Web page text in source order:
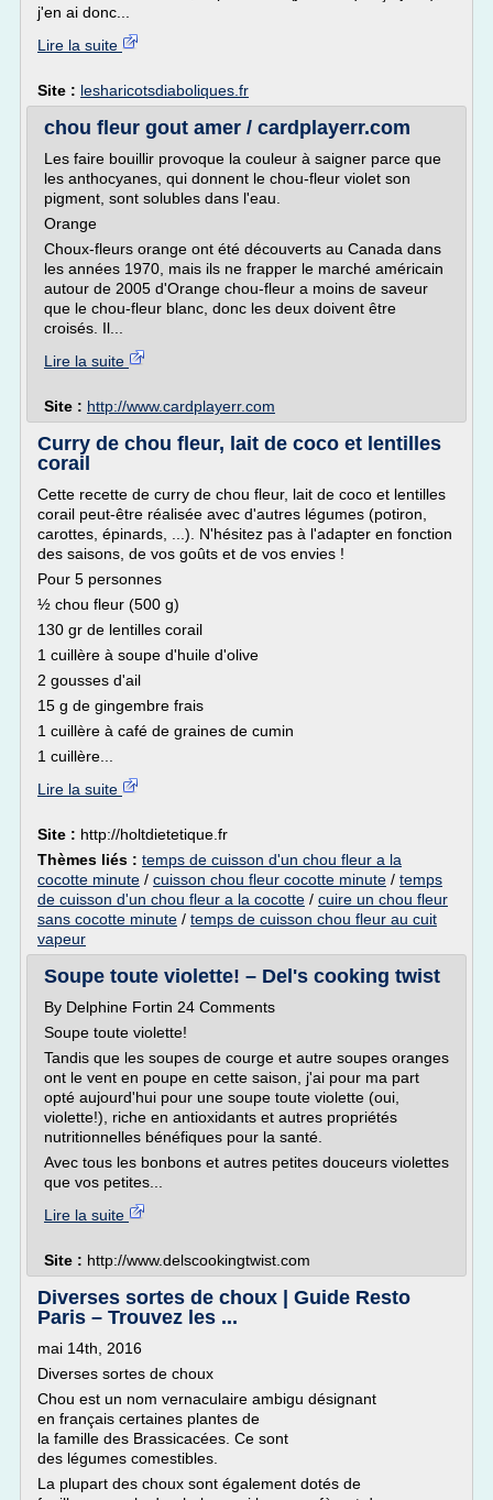
j'en ai donc...
Lire la suite
Site : lesharicotsdiaboliques.fr
chou fleur gout amer / cardplayerr.com
Les faire bouillir provoque la couleur à saigner parce que
les anthocyanes, qui donnent le chou-fleur violet son
pigment, sont solubles dans l'eau.
Orange
Choux-fleurs orange ont été découverts au Canada dans
les années 1970, mais ils ne frapper le marché américain
autour de 2005 d'Orange chou-fleur a moins de saveur
que le chou-fleur blanc, donc les deux doivent être
croisés. Il...
Lire la suite
Site : http://www.cardplayerr.com
Curry de chou fleur, lait de coco et lentilles
corail
Cette recette de curry de chou fleur, lait de coco et lentilles
corail peut-être réalisée avec d'autres légumes (potiron,
carottes, épinards, ...). N'hésitez pas à l'adapter en fonction
des saisons, de vos goûts et de vos envies !
Pour 5 personnes
½ chou fleur (500 g)
130 gr de lentilles corail
1 cuillère à soupe d'huile d'olive
2 gousses d'ail
15 g de gingembre frais
1 cuillère à café de graines de cumin
1 cuillère...
Lire la suite
Site : http://holtdietetique.fr
Thèmes liés : temps de cuisson d'un chou fleur a la
cocotte minute / cuisson chou fleur cocotte minute / temps
de cuisson d'un chou fleur a la cocotte / cuire un chou fleur
sans cocotte minute / temps de cuisson chou fleur au cuit
vapeur
Soupe toute violette! – Del's cooking twist
By Delphine Fortin 24 Comments
Soupe toute violette!
Tandis que les soupes de courge et autre soupes oranges
ont le vent en poupe en cette saison, j'ai pour ma part
opté aujourd'hui pour une soupe toute violette (oui,
violette!), riche en antioxidants et autres propriétés
nutritionnelles bénéfiques pour la santé.
Avec tous les bonbons et autres petites douceurs violettes
que vos petites...
Lire la suite
Site : http://www.delscookingtwist.com
Diverses sortes de choux | Guide Resto
Paris – Trouvez les ...
mai 14th, 2016
Diverses sortes de choux
Chou est un nom vernaculaire ambigu désignant
en français certaines plantes de
la famille des Brassicacées. Ce sont
des légumes comestibles.
La plupart des choux sont également dotés de